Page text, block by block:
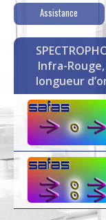
Assistance
Infra-
longueur